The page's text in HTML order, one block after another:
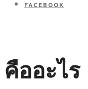
FACEBOOK
คืออะไร